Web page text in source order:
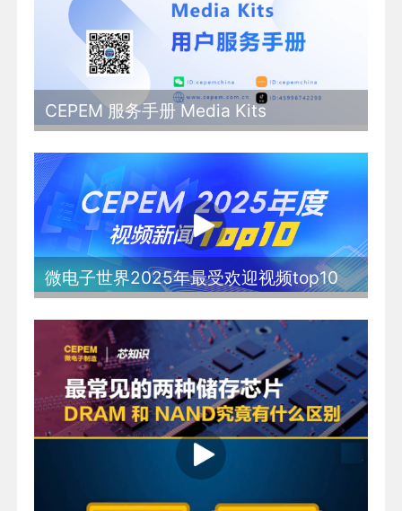
CEPEM 服务手册 Media Kits
微电子世界2025年最受欢迎视频top10